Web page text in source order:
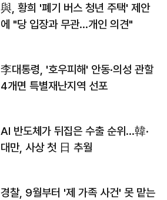
與, 황희 '폐기 버스 청년 주택' 제안
에 "당 입장과 무관…개인 의견"
李대통령, '호우피해' 안동·의성 관할
4개면 특별재난지역 선포
AI 반도체가 뒤집은 수출 순위…韓·
대만, 사상 첫 日 추월
경찰, 9월부터 '제 가족 사건' 못 맡는